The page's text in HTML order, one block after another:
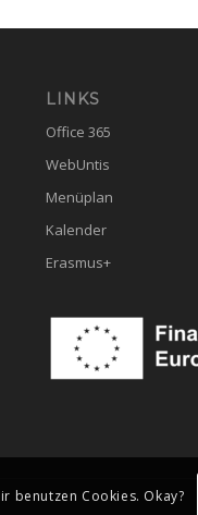
LINKS
Office 365
WebUntis
Menüplan
Kalender
Erasmus+
benutzen Cookies. Okay?